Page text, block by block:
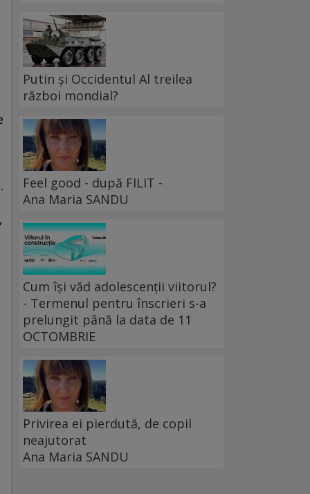
Putin și Occidentul Al treilea
război mondial?
Feel good - după FILIT -
Ana Maria SANDU
Cum își văd adolescenții viitorul?
- Termenul pentru înscrieri s-a
prelungit până la data de 11
OCTOMBRIE
Privirea ei pierdută, de copil
neajutorat
Ana Maria SANDU